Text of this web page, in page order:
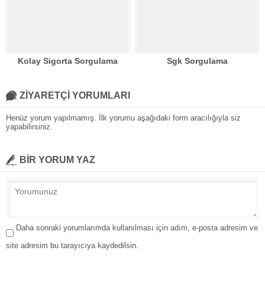
Kolay Sigorta Sorgulama Sgk Sorgulama
ZİYARETÇİ YORUMLARI
Henüz yorum yapılmamış. İlk yorumu aşağıdaki form aracılığıyla siz
yapabilirsiniz.
BİR YORUM YAZ
Daha sonraki yorumlarımda kullanılması için adım, e-posta adresim ve
site adresim bu tarayıcıya kaydedilsin.